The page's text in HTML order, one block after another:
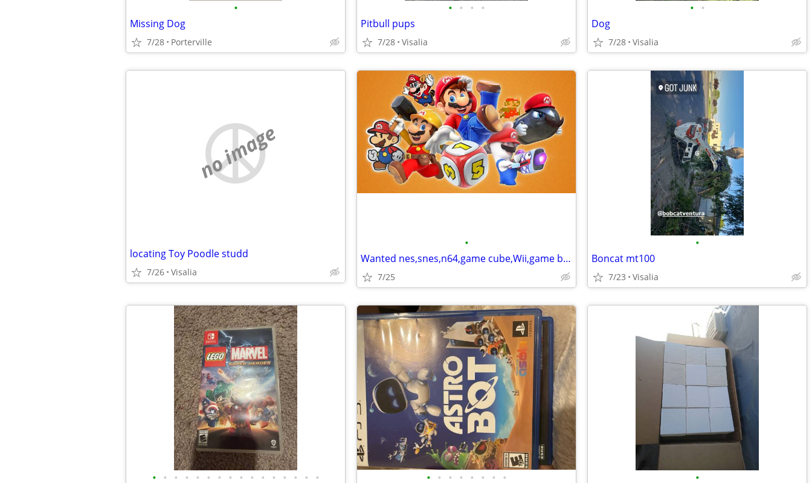
•
Missing Dog
7/28 Porterville
• • • •
Pitbull pups
7/28 Visalia
• •
Dog
7/28 Visalia
no image
locating Toy Poodle studd
7/26 Visalia
•
Wanted nes,snes,n64,game cube,Wii,game boy games
7/25
•
Boncat mt100
7/23 Visalia
• • • • • • • • • • • • • • • • • • • • • • • • •